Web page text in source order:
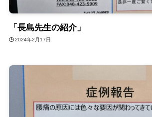
「長島先生の紹介」
2024年2月17日